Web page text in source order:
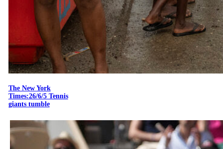
The New York
Times:26/6/5 Tennis
giants tumble